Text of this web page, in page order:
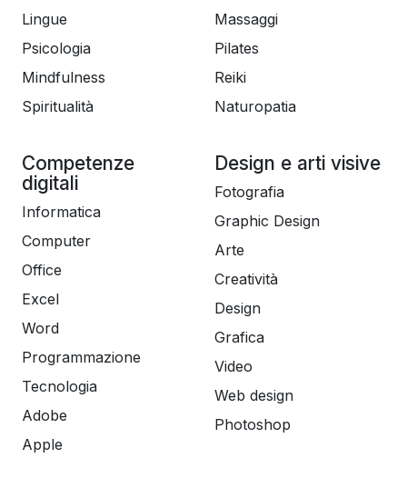
Lingue
Psicologia
Mindfulness
Spiritualità
Massaggi
Pilates
Reiki
Naturopatia
Competenze
digitali
Informatica
Computer
Office
Excel
Word
Programmazione
Tecnologia
Adobe
Apple
Design e arti visive
Fotografia
Graphic Design
Arte
Creatività
Design
Grafica
Video
Web design
Photoshop